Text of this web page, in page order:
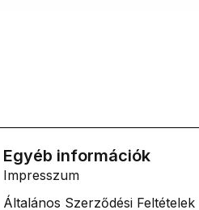
Egyéb információk
Impresszum
Általános Szerződési Feltételek